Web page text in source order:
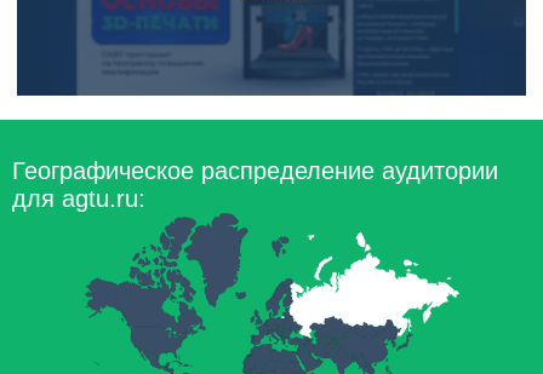
Географическое распределение аудитории
для agtu.ru: